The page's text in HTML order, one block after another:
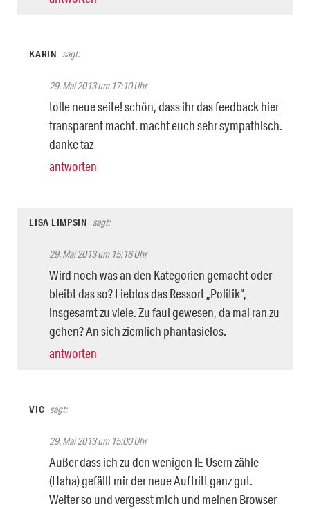
KARIN sagt:
29. Mai 2013 um 17:10 Uhr
tolle neue seite! schön, dass ihr das feedback hier
transparent macht. macht euch sehr sympathisch.
danke taz
antworten
LISA LIMPSIN sagt:
29. Mai 2013 um 15:16 Uhr
Wird noch was an den Kategorien gemacht oder
bleibt das so? Lieblos das Ressort „Politik“,
insgesamt zu viele. Zu faul gewesen, da mal ran zu
gehen? An sich ziemlich phantasielos.
antworten
VIC sagt:
29. Mai 2013 um 15:00 Uhr
Außer dass ich zu den wenigen IE Usern zähle
(Haha) gefällt mir der neue Auftritt ganz gut.
Weiter so und vergesst mich und meinen Browser